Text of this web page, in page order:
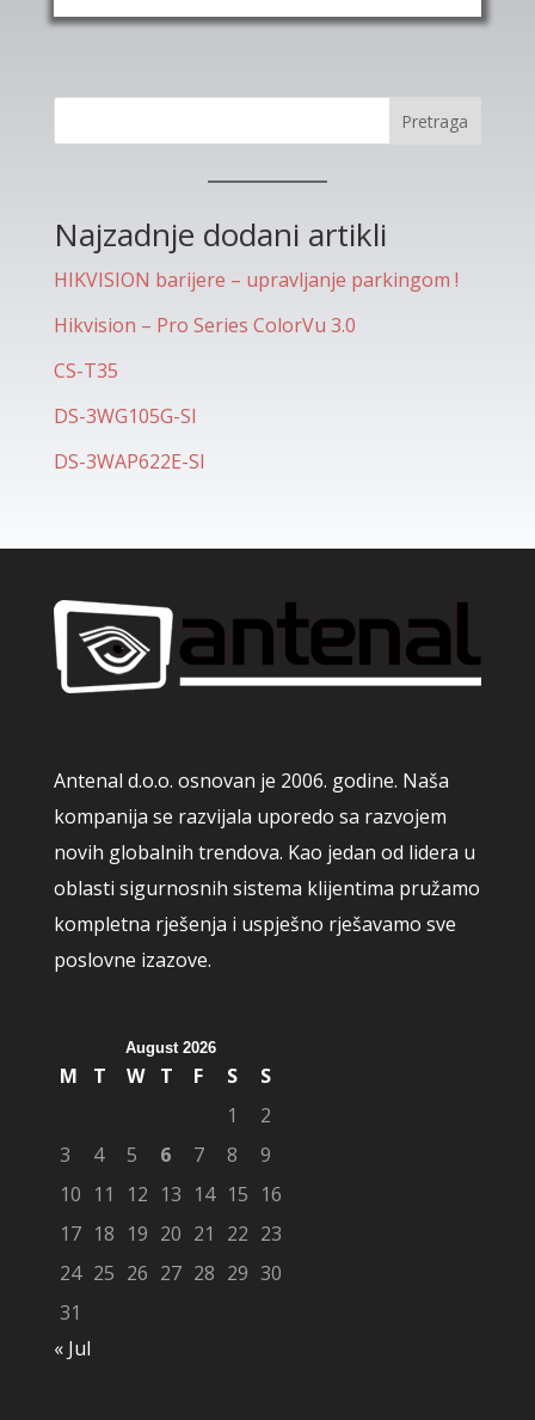
Pretraga
Najzadnje dodani artikli
HIKVISION barijere – upravljanje parkingom !
Hikvision – Pro Series ColorVu 3.0
CS-T35
DS-3WG105G-SI
DS-3WAP622E-SI
Antenal d.o.o. osnovan je 2006. godine. Naša
kompanija se razvijala uporedo sa razvojem
novih globalnih trendova. Kao jedan od lidera u
oblasti sigurnosnih sistema klijentima pružamo
kompletna rješenja i uspješno rješavamo sve
poslovne izazove.
August 2026
M T W T F S
S
1
2
3
4 5 6 7 8
9
10 11 12 13 14 15 16
17 18 19 20 21 22 23
24 25 26 27 28 29 30
31
« Jul